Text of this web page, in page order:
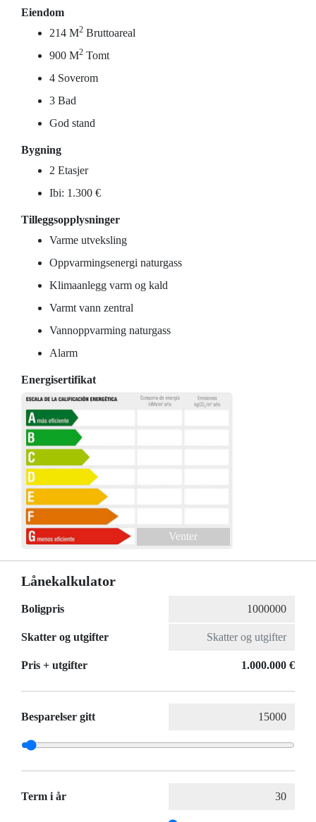
Eiendom
214 M2 Bruttoareal
900 M2 Tomt
4 Soverom
3 Bad
God stand
Bygning
2 Etasjer
Ibi: 1.300 €
Tilleggsopplysninger
Varme utveksling
Oppvarmingsenergi naturgass
Klimaanlegg varm og kald
Varmt vann zentral
Vannoppvarming naturgass
Alarm
Energisertifikat
Venter
Lånekalkulator
Boligpris
Skatter og utgifter
Pris + utgifter 1.000.000 €
Besparelser gitt
Term i år